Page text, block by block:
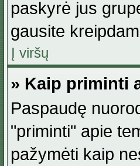
paskyrė jus
gausite
Į viršų
» Kaip priminti
Paspaudę
"priminti" apie
pažymėti kaip